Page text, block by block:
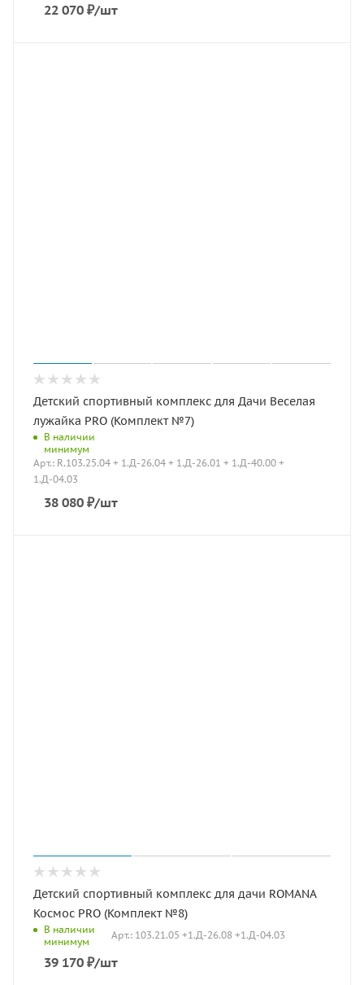
22 070 ₽/шт
Детский спортивный комплекс для Дачи Веселая
лужайка PRO (Комплект №7)
В наличии
минимум
Арт.: R.103.25.04 + 1.Д-26.04 + 1.Д-26.01 + 1.Д-40.00 +
1.Д-04.03
38 080 ₽/шт
Детский спортивный комплекс для дачи ROMANA
Космос PRO (Комплект №8)
В наличии
минимум
Арт.: 103.21.05 +1.Д-26.08 +1.Д-04.03
39 170 ₽/шт